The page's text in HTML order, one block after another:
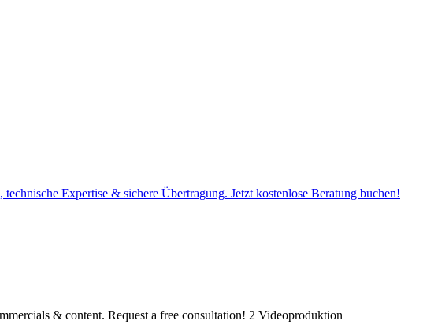
& content. Request a free consultation! 2 Videoproduktion